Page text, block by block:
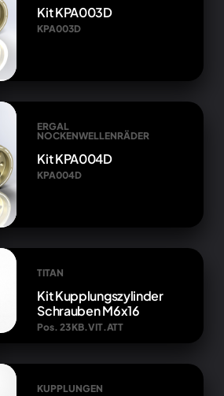
Kit KPA003D
KPA003D
ERGAL
NOCKENWELLENRÄDER
Kit KPA004D
KPA004D
TITAN
Kit Kupplungszylinder
Schrauben M6x16
Pos. 23 KB.VIT.ATT
KUPPLUNGEN